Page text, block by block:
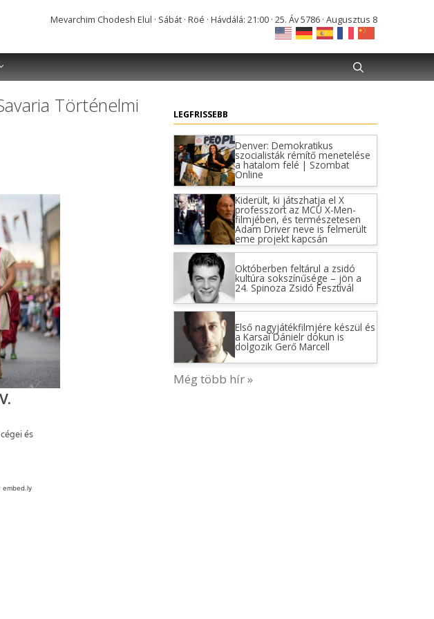
Mevarchim Chodesh Elul · Sábát · Röé · Hávdálá: 21:00 · 25. Áv 5786 · Augusztus 8
Történelmi
LEGFRISSEBB
Denver: Demokratikus
szocialisták rémítő menetelése
a hatalom felé | Szombat
Online
Kiderült, ki játszhatja el X
professzort az MCU X-Men-
filmjében, és természetesen
Adam Driver neve is felmerült
eme projekt kapcsán
Októberben feltárul a zsidó
kultúra sokszínűsége – jön a
24. Spinoza Zsidó Fesztivál
Első nagyjátékfilmjére készül és
a Karsai Dánielr dokun is
dolgozik Gerő Marcell
Még több hír »